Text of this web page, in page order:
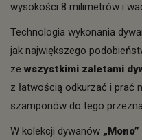
wysokości 8 milimetrów i
Technologia wykonania
jak największego
ze wszystkimi zaletami
z łatwością odkurzać i prać
szamponów do tego
W kolekcji dywanów „Mono”